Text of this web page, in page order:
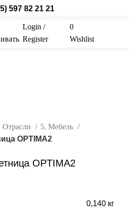
597 82 21 21
Login /
Register
0
Wishlist
Отрасли
5. Мебель
OPTIMA2
OPTIMA2
0,140 кг